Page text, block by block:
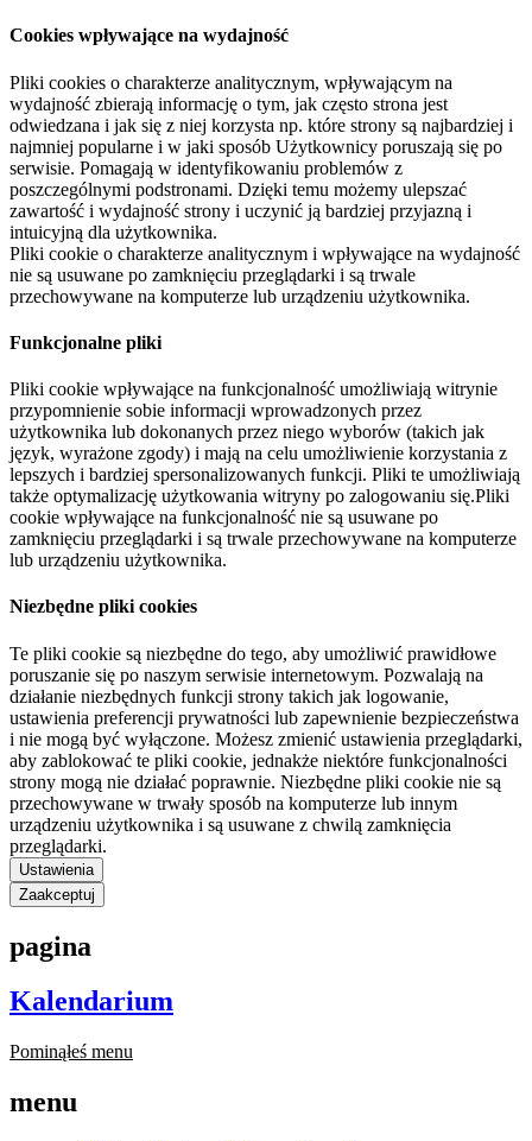
Cookies wpływające na wydajność
Pliki cookies o charakterze analitycznym, wpływającym na
wydajność zbierają informację o tym, jak często strona jest
odwiedzana i jak się z niej korzysta np. które strony są najbardziej i
najmniej popularne i w jaki sposób Użytkownicy poruszają się po
serwisie. Pomagają w identyfikowaniu problemów z
poszczególnymi podstronami. Dzięki temu możemy ulepszać
zawartość i wydajność strony i uczynić ją bardziej przyjazną i
intuicyjną dla użytkownika.
Pliki cookie o charakterze analitycznym i wpływające na wydajność
nie są usuwane po zamknięciu przeglądarki i są trwale
przechowywane na komputerze lub urządzeniu użytkownika.
Funkcjonalne pliki
Pliki cookie wpływające na funkcjonalność umożliwiają witrynie
przypomnienie sobie informacji wprowadzonych przez
użytkownika lub dokonanych przez niego wyborów (takich jak
język, wyrażone zgody) i mają na celu umożliwienie korzystania z
lepszych i bardziej spersonalizowanych funkcji. Pliki te umożliwiają
także optymalizację użytkowania witryny po zalogowaniu się.Pliki
cookie wpływające na funkcjonalność nie są usuwane po
zamknięciu przeglądarki i są trwale przechowywane na komputerze
lub urządzeniu użytkownika.
Niezbędne pliki cookies
Te pliki cookie są niezbędne do tego, aby umożliwić prawidłowe
poruszanie się po naszym serwisie internetowym. Pozwalają na
działanie niezbędnych funkcji strony takich jak logowanie,
ustawienia preferencji prywatności lub zapewnienie bezpieczeństwa
i nie mogą być wyłączone. Możesz zmienić ustawienia przeglądarki,
aby zablokować te pliki cookie, jednakże niektóre funkcjonalności
strony mogą nie działać poprawnie. Niezbędne pliki cookie nie są
przechowywane w trwały sposób na komputerze lub innym
urządzeniu użytkownika i są usuwane z chwilą zamknięcia
przeglądarki.
Ustawienia
Zaakceptuj
pagina
Kalendarium
Pominąłeś menu
menu